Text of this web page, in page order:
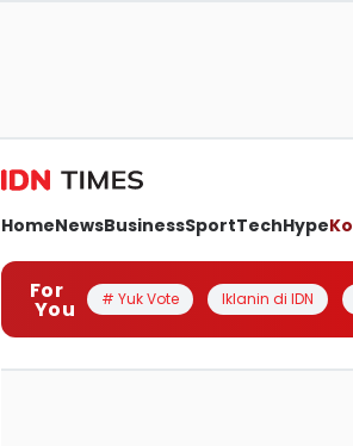
HomeNewsBusinessSportTechHype
For
You # Yuk Vote Iklanin di IDN